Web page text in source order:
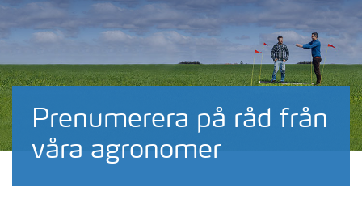
Prenumerera på råd från
våra agronomer